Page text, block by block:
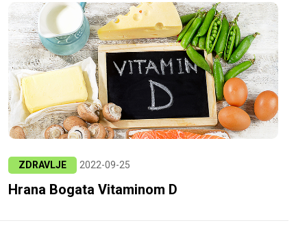
ZDRAVLJE 2022-09-25
Hrana Bogata Vitaminom D